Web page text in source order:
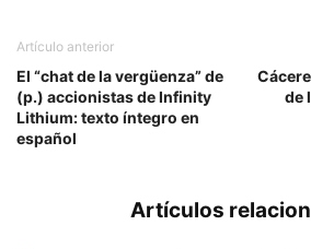
Artículo anterior
El “chat de la vergüenza” de
(p.) accionistas de Infinity
Lithium: texto íntegro en
español
de
Artículos